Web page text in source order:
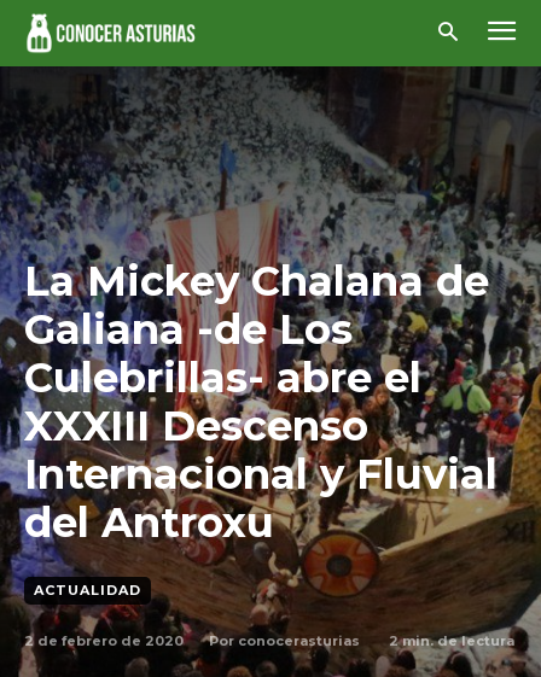
La Mickey Chalana de
Galiana -de Los
Culebrillas- abre el
XXXIII Descenso
Internacional y Fluvial
del Antroxu
ACTUALIDAD
2 de febrero de 2020 Por conocerasturias 2min. de lectura